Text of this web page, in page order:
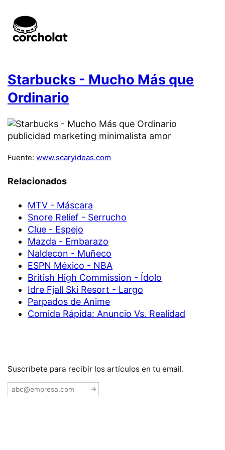
Starbucks - Mucho Más que
Ordinario
Fuente: www.scaryideas.com
Relacionados
MTV - Máscara
Snore Relief - Serrucho
Clue - Espejo
Mazda - Embarazo
Naldecon - Muñeco
ESPN México - NBA
British High Commission - Ídolo
Idre Fjall Ski Resort - Largo
Parpados de Anime
Comida Rápida: Anuncio Vs. Realidad
Suscríbete para recibir los artículos en tu email.